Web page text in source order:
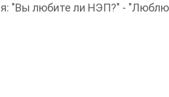
"Вы любите ли НЭП?" -